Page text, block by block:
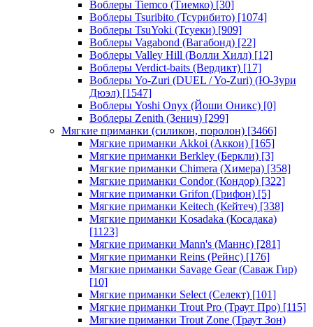
Воблеры Tiemco (Тиемко) [30]
Воблеры Tsuribito (Тсурибито) [1074]
Воблеры TsuYoki (Тсуеки) [909]
Воблеры Vagabond (Вагабонд) [22]
Воблеры Valley Hill (Волли Хилл) [12]
Воблеры Verdict-baits (Вердикт) [17]
Воблеры Yo-Zuri (DUEL / Yo-Zuri) (Ю-Зури
Дюэл) [1547]
Воблеры Yoshi Onyx (Йоши Оникс) [0]
Воблеры Zenith (Зенич) [299]
Мягкие приманки (силикон, поролон) [3466]
Мягкие приманки Akkoi (Аккои) [165]
Мягкие приманки Berkley (Беркли) [3]
Мягкие приманки Chimera (Химера) [358]
Мягкие приманки Condor (Кондор) [322]
Мягкие приманки Grifon (Грифон) [5]
Мягкие приманки Keitech (Кейтеч) [338]
Мягкие приманки Kosadaka (Косадака)
[1123]
Мягкие приманки Mann's (Маннс) [281]
Мягкие приманки Reins (Рейнс) [176]
Мягкие приманки Savage Gear (Саваж Гир)
[10]
Мягкие приманки Select (Селект) [101]
Мягкие приманки Trout Pro (Траут Про) [115]
Мягкие приманки Trout Zone (Траут Зон)